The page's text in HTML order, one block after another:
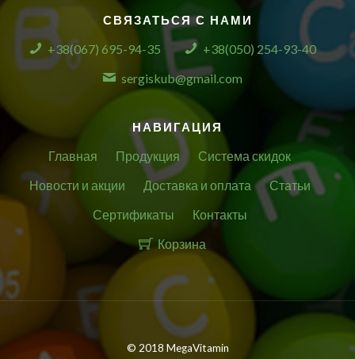
СВЯЗАТЬСЯ С НАМИ
+38(067) 695-94-35
+38(050) 254-93-40
sergiskub@gmail.com
НАВИГАЦИЯ
Главная Продукция
Система скидок
Новости и акции
Доставка и оплата
Статьи
Сертификаты
Контакты
Корзина
© 2018 MegaVitamin